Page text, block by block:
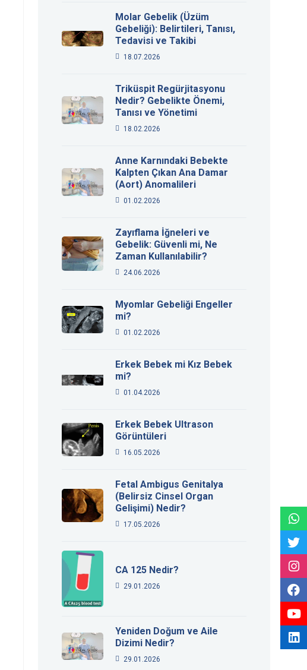
Molar Gebelik (Üzüm
Gebeliği): Belirtileri, Tanısı,
Tedavisi ve Takibi
18.07.2026
Triküspit Regürjitasyonu
Nedir? Gebelikte Önemi,
Tanısı ve Yönetimi
18.02.2026
Anne Karnındaki Bebekte
Kalpten Çıkan Ana Damar
(Aort) Anomalileri
01.02.2026
Zayıflama İğneleri ve
Gebelik: Güvenli mi, Ne
Zaman Kullanılabilir?
24.06.2026
Myomlar Gebeliği Engeller
mi?
01.02.2026
Erkek Bebek mi Kız Bebek
mi?
01.04.2026
Erkek Bebek Ultrason
Görüntüleri
16.05.2026
Fetal Ambigus Genitalya
(Belirsiz Cinsel Organ
Gelişimi) Nedir?
17.05.2026
CA 125 Nedir?
29.01.2026
Yeniden Doğum ve Aile
Dizimi Nedir?
29.01.2026